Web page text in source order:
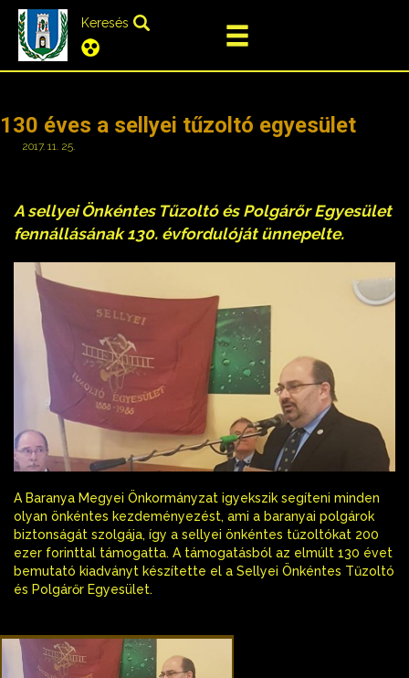
Keresés
130 éves a sellyei tűzoltó egyesület
2017. 11. 25.
A sellyei Önkéntes Tűzoltó és Polgárőr Egyesület
fennállásának 130. évfordulóját ünnepelte.
A Baranya Megyei Önkormányzat igyekszik segíteni minden
olyan önkéntes kezdeményezést, ami a baranyai polgárok
biztonságát szolgája, így a sellyei önkéntes tűzoltókat 200
ezer forinttal támogatta. A támogatásból az elmúlt 130 évet
bemutató kiadványt készítette el a Sellyei Önkéntes Tűzoltó
és Polgárőr Egyesület.